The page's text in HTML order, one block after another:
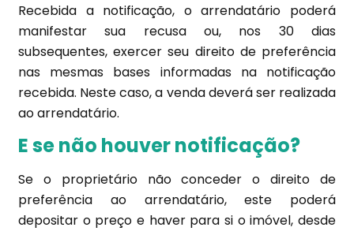
Recebida a notificação, o arrendatário poderá
manifestar sua recusa ou, nos 30 dias
subsequentes, exercer seu direito de preferência
nas mesmas bases informadas na notificação
recebida. Neste caso, a venda deverá ser realizada
ao arrendatário.
E se não houver notificação?
Se o proprietário não conceder o direito de
preferência ao arrendatário, este poderá
depositar o preço e haver para si o imóvel, desde